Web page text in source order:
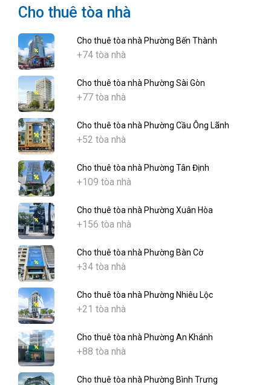
Cho thuê tòa nhà
Cho thuê tòa nhà Phường Bến Thành
+74 tòa nhà
Cho thuê tòa nhà Phường Sài Gòn
+77 tòa nhà
Cho thuê tòa nhà Phường Cầu Ông Lãnh
+52 tòa nhà
Cho thuê tòa nhà Phường Tân Định
+109 tòa nhà
Cho thuê tòa nhà Phường Xuân Hòa
+156 tòa nhà
Cho thuê tòa nhà Phường Bàn Cờ
+34 tòa nhà
Cho thuê tòa nhà Phường Nhiêu Lộc
+21 tòa nhà
Cho thuê tòa nhà Phường An Khánh
+88 tòa nhà
Cho thuê tòa nhà Phường Bình Trưng